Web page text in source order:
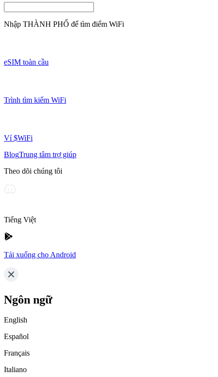
Nhập THÀNH PHỐ để tìm điểm WiFi
eSIM toàn cầu
Trình tìm kiếm WiFi
Ví $WiFi
BlogTrung tâm trợ giúp
Theo dõi chúng tôi
Tiếng Việt
Tải xuống cho Android
Ngôn ngữ
English
Español
Français
Italiano